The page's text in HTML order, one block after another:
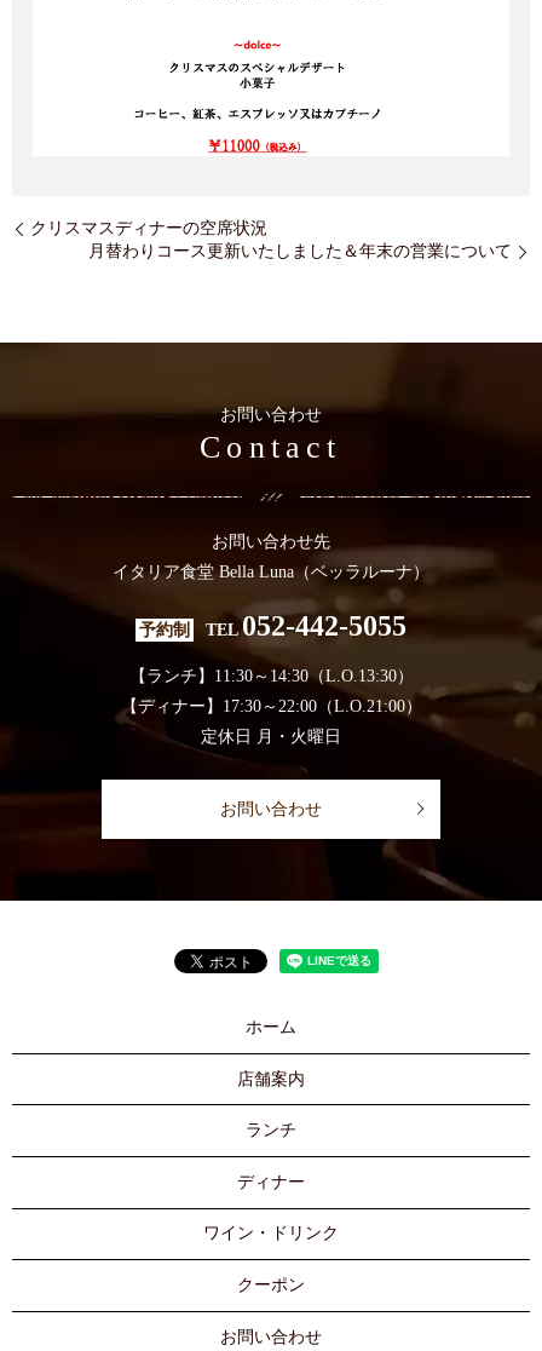
クリスマスディナーの空席状況
月替わりコース更新いたしました＆年末の営業について
お問い合わせ
Contact
お問い合わせ先
イタリア食堂 Bella Luna（ベッラルーナ）
予約制 TEL052-442-5055
【ランチ】11:30～14:30（L.O.13:30）
【ディナー】17:30～22:00（L.O.21:00）
定休日 月・火曜日
お問い合わせ
ホーム
店舗案内
ランチ
ディナー
ワイン・ドリンク
クーポン
お問い合わせ